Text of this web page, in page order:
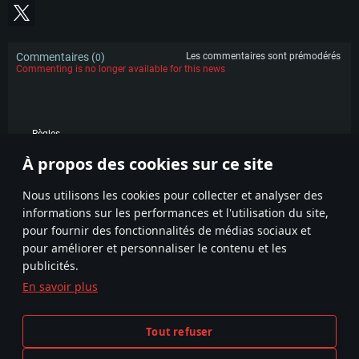
À propos des cookies sur ce site
Nous utilisons les cookies pour collecter et analyser des
informations sur les performances et l'utilisation du site,
pour fournir des fonctionnalités de médias sociaux et
pour améliorer et personnaliser le contenu et les
publicités.
En savoir plus
Tout refuser
Connection: Connexion Internet à haut débit
Connection: Connexion Internet à haut débit
de même pour AMD (Radeon RX 570) avec les derniers drivers de moins de
6 mois et supportant Vulkan
Disque dur: 60,2 Go (client complet)
Commentaires (0)
Les commentaires sont prémodérés
Commenting is no longer available for this news
Règles
POPULAIRE
Termes et conditions
Politique de confidentialité
Paramètres relatifs aux cookies